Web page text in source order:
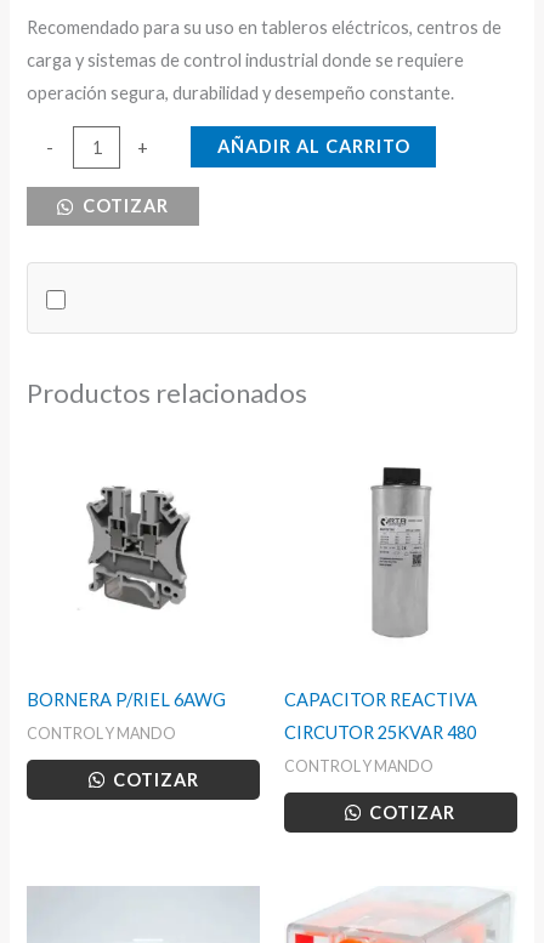
Recomendado para su uso en tableros eléctricos, centros de
carga y sistemas de control industrial donde se requiere
operación segura, durabilidad y desempeño constante.
-
24VAC
EBC
cantidad
+ AÑADIR AL CARRITO
COTIZAR
Productos relacionados
BORNERA P/RIEL 6AWG
CONTROL Y MANDO
COTIZAR
CAPACITOR REACTIVA
CIRCUTOR 25KVAR 480
CONTROL Y MANDO
COTIZAR